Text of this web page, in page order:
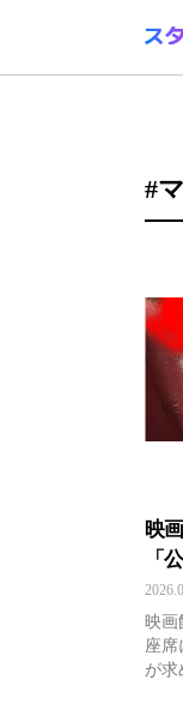
#
映
「
映画
座席
が求